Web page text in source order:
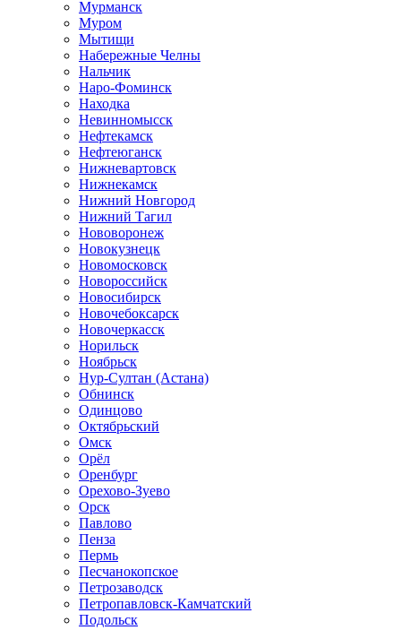
Мурманск
Муром
Мытищи
Набережные Челны
Нальчик
Наро-Фоминск
Находка
Невинномысск
Нефтекамск
Нефтеюганск
Нижневартовск
Нижнекамск
Нижний Новгород
Нижний Тагил
Нововоронеж
Новокузнецк
Новомосковск
Новороссийск
Новосибирск
Новочебоксарск
Новочеркасск
Норильск
Ноябрьск
Нур-Султан (Астана)
Обнинск
Одинцово
Октябрьский
Омск
Орёл
Оренбург
Орехово-Зуево
Орск
Павлово
Пенза
Пермь
Песчанокопское
Петрозаводск
Петропавловск-Камчатский
Подольск